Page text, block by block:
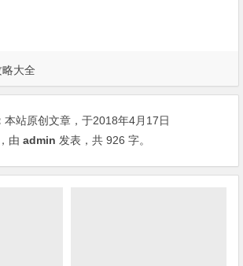
大全
本站原创文章，于2018年4月17日
，由admin 发表，共 926 字。